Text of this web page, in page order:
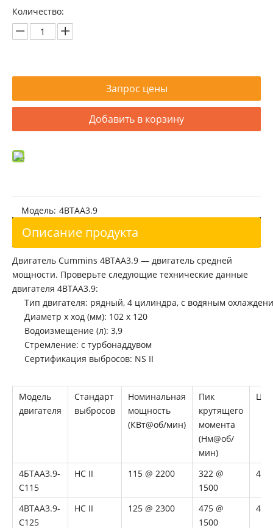
Количество:
Запрос цены
Добавить в корзину
Модель: 4BTAA3.9
Описание продукта
Двигатель Cummins 4BTAA3.9 — двигатель средней
мощности. Проверьте следующие технические данные
двигателя 4BTAA3.9:
Тип двигателя: рядный, 4 цилиндра, с водяным
Диаметр х ход (мм): 102 х 120
Водоизмещение (л): 3,9
Стремление: с турбонаддувом
Сертификация выбросов: NS II
Модель
двигателя
Стандарт
выбросов
Номинальная
мощность
(КВт@об/мин)
Пик
крутящего
момента
(Нм@об/
мин)
4БТАА3.9-
C115
НС II 115 @ 2200
322 @
1500
4
4BTAA3.9-
C125
НС II 125 @ 2300
475 @
1500
4